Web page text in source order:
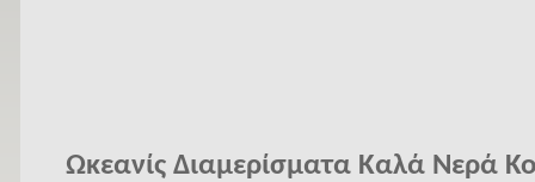
Ωκεανίς Διαμερίσματα Καλά Νερά